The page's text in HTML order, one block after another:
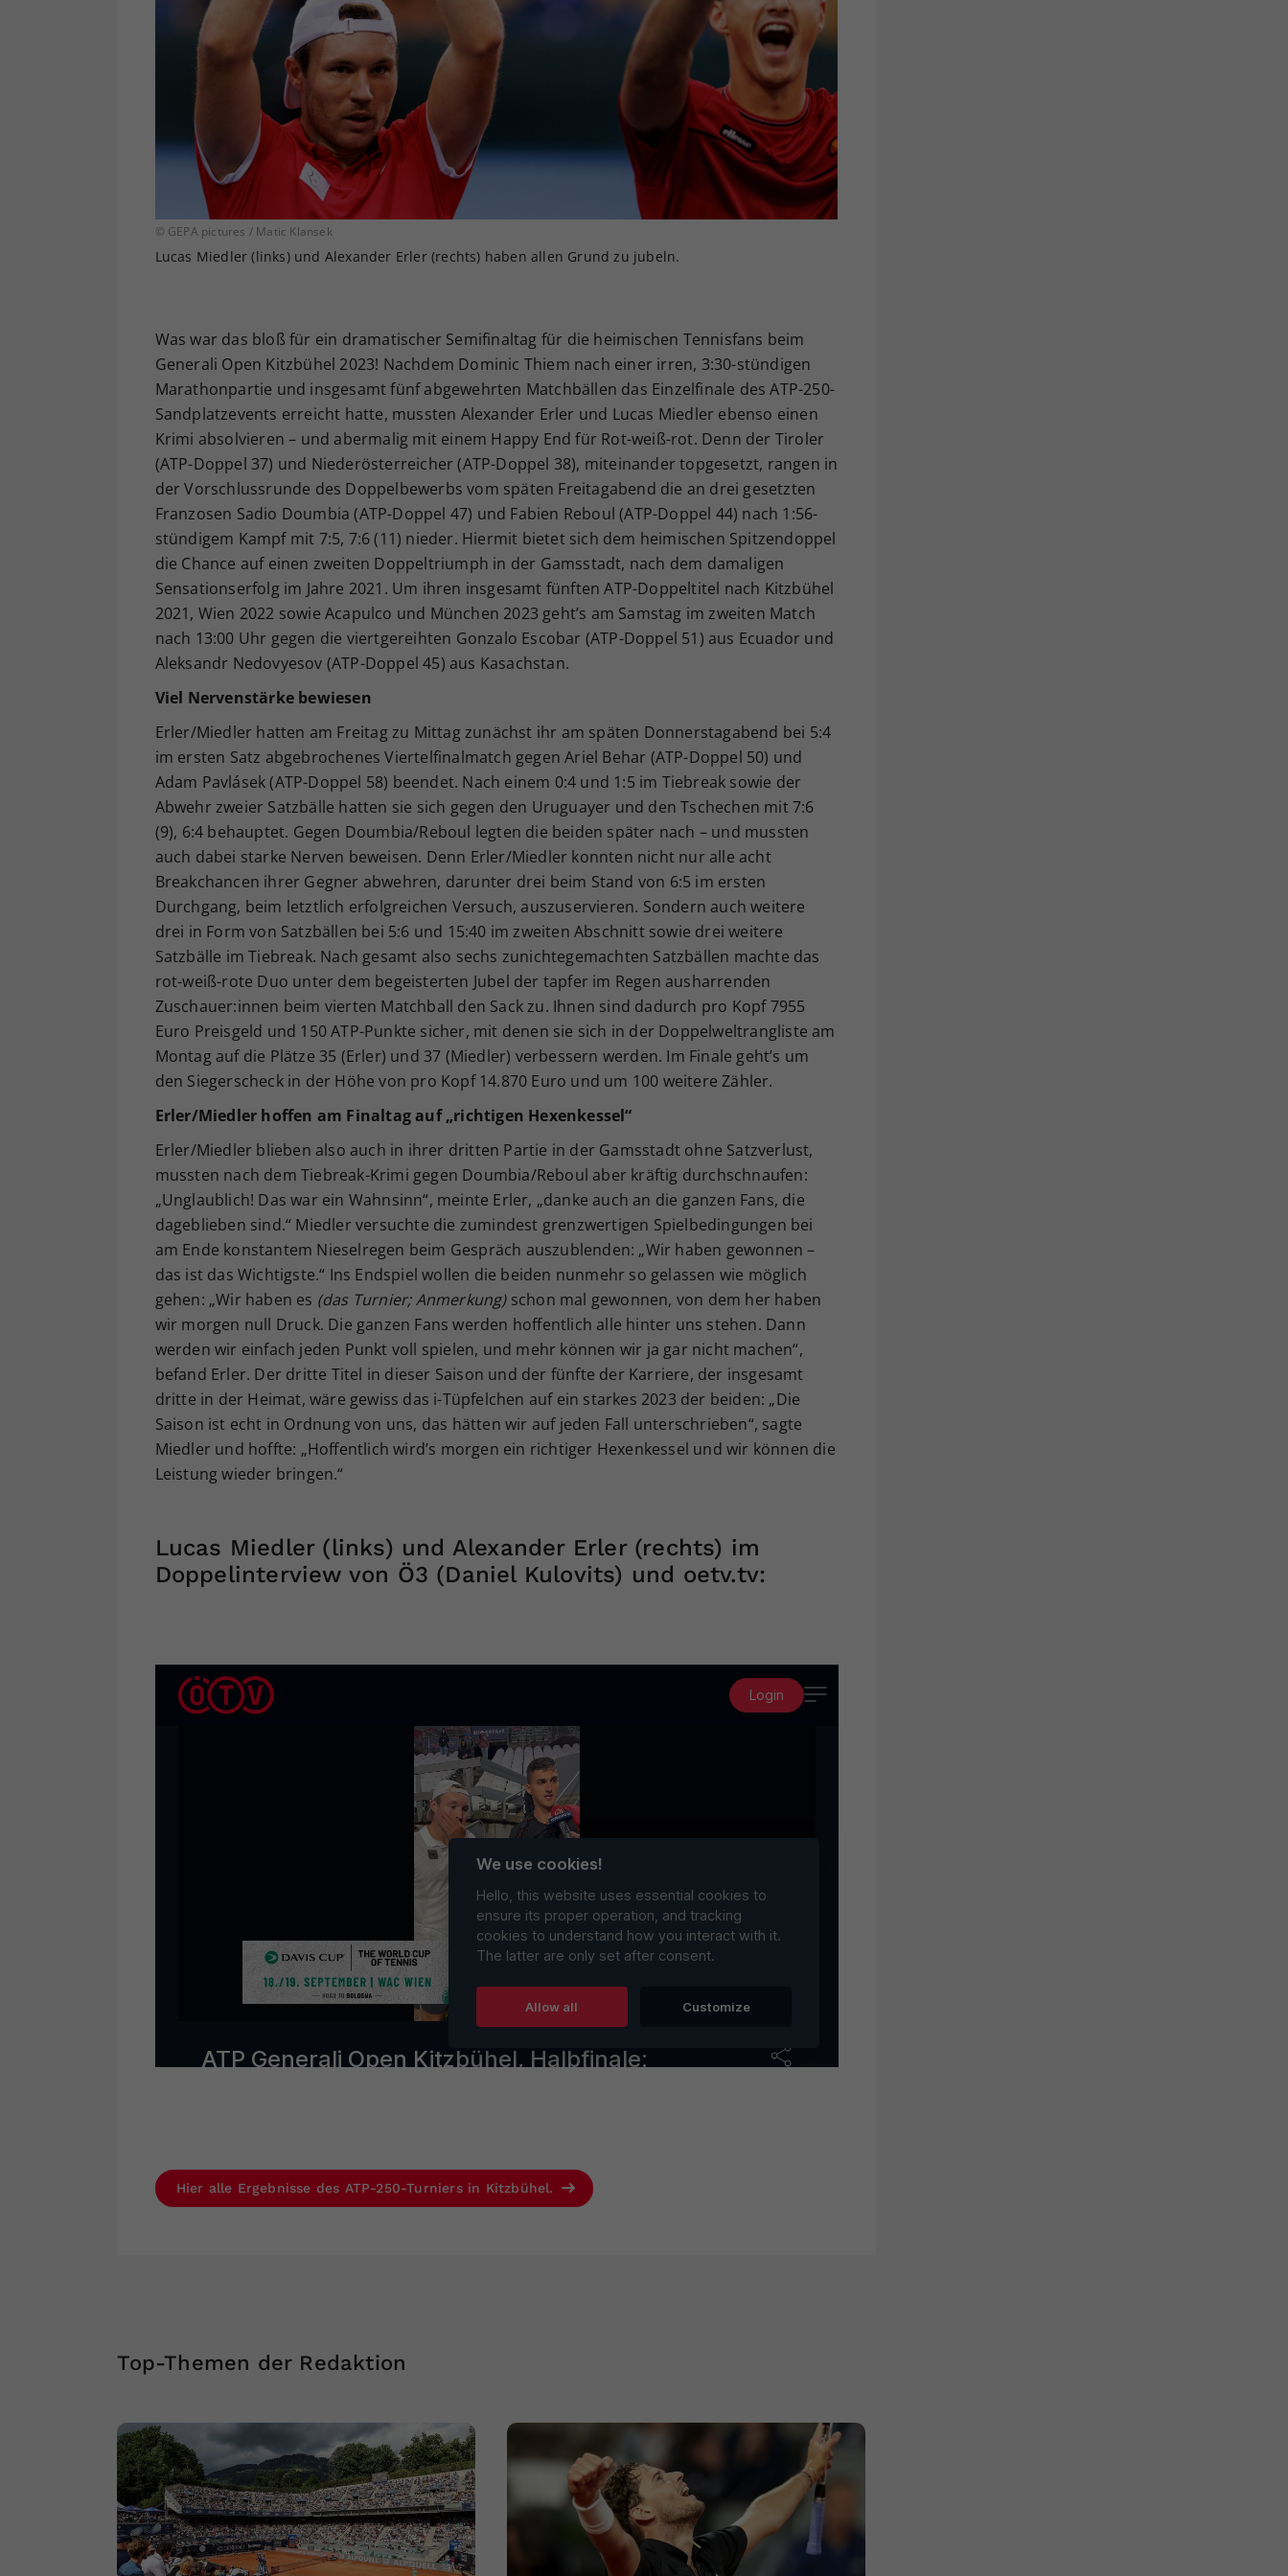
© GEPA pictures / Matic Klansek
Lucas Miedler (links) und Alexander Erler (rechts) haben allen Grund zu jubeln.
Was war das bloß für ein dramatischer Semifinaltag für die heimischen Tennisfans beim
Generali Open Kitzbühel 2023! Nachdem Dominic Thiem nach einer irren, 3:30-stündigen
Marathonpartie und insgesamt fünf abgewehrten Matchbällen das Einzelfinale des ATP-250-
Sandplatzevents erreicht hatte, mussten Alexander Erler und Lucas Miedler ebenso einen
Krimi absolvieren – und abermalig mit einem Happy End für Rot-weiß-rot. Denn der Tiroler
(ATP-Doppel 37) und Niederösterreicher (ATP-Doppel 38), miteinander topgesetzt, rangen in
der Vorschlussrunde des Doppelbewerbs vom späten Freitagabend die an drei gesetzten
Franzosen Sadio Doumbia (ATP-Doppel 47) und Fabien Reboul (ATP-Doppel 44) nach 1:56-
stündigem Kampf mit 7:5, 7:6 (11) nieder. Hiermit bietet sich dem heimischen Spitzendoppel
die Chance auf einen zweiten Doppeltriumph in der Gamsstadt, nach dem damaligen
Sensationserfolg im Jahre 2021. Um ihren insgesamt fünften ATP-Doppeltitel nach Kitzbühel
2021, Wien 2022 sowie Acapulco und München 2023 geht’s am Samstag im zweiten Match
nach 13:00 Uhr gegen die viertgereihten Gonzalo Escobar (ATP-Doppel 51) aus Ecuador und
Aleksandr Nedovyesov (ATP-Doppel 45) aus Kasachstan.
Viel Nervenstärke bewiesen
Erler/Miedler hatten am Freitag zu Mittag zunächst ihr am späten Donnerstagabend bei 5:4
im ersten Satz abgebrochenes Viertelfinalmatch gegen Ariel Behar (ATP-Doppel 50) und
Adam Pavlásek (ATP-Doppel 58) beendet. Nach einem 0:4 und 1:5 im Tiebreak sowie der
Abwehr zweier Satzbälle hatten sie sich gegen den Uruguayer und den Tschechen mit 7:6
(9), 6:4 behauptet. Gegen Doumbia/Reboul legten die beiden später nach – und mussten
auch dabei starke Nerven beweisen. Denn Erler/Miedler konnten nicht nur alle acht
Breakchancen ihrer Gegner abwehren, darunter drei beim Stand von 6:5 im ersten
Durchgang, beim letztlich erfolgreichen Versuch, auszuservieren. Sondern auch weitere
drei in Form von Satzbällen bei 5:6 und 15:40 im zweiten Abschnitt sowie drei weitere
Satzbälle im Tiebreak. Nach gesamt also sechs zunichtegemachten Satzbällen machte das
rot-weiß-rote Duo unter dem begeisterten Jubel der tapfer im Regen ausharrenden
Zuschauer:innen beim vierten Matchball den Sack zu. Ihnen sind dadurch pro Kopf 7955
Euro Preisgeld und 150 ATP-Punkte sicher, mit denen sie sich in der Doppelweltrangliste am
Montag auf die Plätze 35 (Erler) und 37 (Miedler) verbessern werden. Im Finale geht’s um
den Siegerscheck in der Höhe von pro Kopf 14.870 Euro und um 100 weitere Zähler.
Erler/Miedler hoffen am Finaltag auf „richtigen Hexenkessel“
Erler/Miedler blieben also auch in ihrer dritten Partie in der Gamsstadt ohne Satzverlust,
mussten nach dem Tiebreak-Krimi gegen Doumbia/Reboul aber kräftig durchschnaufen:
„Unglaublich! Das war ein Wahnsinn“, meinte Erler, „danke auch an die ganzen Fans, die
dageblieben sind.“ Miedler versuchte die zumindest grenzwertigen Spielbedingungen bei
am Ende konstantem Nieselregen beim Gespräch auszublenden: „Wir haben gewonnen –
das ist das Wichtigste.“ Ins Endspiel wollen die beiden nunmehr so gelassen wie möglich
gehen: „Wir haben es (das Turnier; Anmerkung)schon mal gewonnen, von dem her haben
wir morgen null Druck. Die ganzen Fans werden hoffentlich alle hinter uns stehen. Dann
werden wir einfach jeden Punkt voll spielen, und mehr können wir ja gar nicht machen“,
befand Erler. Der dritte Titel in dieser Saison und der fünfte der Karriere, der insgesamt
dritte in der Heimat, wäre gewiss das i-Tüpfelchen auf ein starkes 2023 der beiden: „Die
Saison ist echt in Ordnung von uns, das hätten wir auf jeden Fall unterschrieben“, sagte
Miedler und hoffte: „Hoffentlich wird’s morgen ein richtiger Hexenkessel und wir können die
Leistung wieder bringen.“
Lucas Miedler (links) und Alexander Erler (rechts) im
Doppelinterview von Ö3 (Daniel Kulovits) und oetv.tv:
Hier alle Ergebnisse des ATP-250-Turniers in Kitzbühel.
Top-Themen der Redaktion
Ihrer vorgenommen Einstellungen, falls der
Webseiten-Betreiber dies eingestellt hat.